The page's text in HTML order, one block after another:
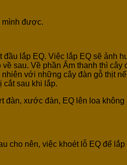
mình được.
lắp EQ. Việc lắp EQ sẽ ảnh
sau. Về phần Âm thanh thì
với những cây đàn gỗ thịt
cắt sau khi lắp.
xước đàn, EQ lên loa
cho nên, việc khoét lỗ EQ để